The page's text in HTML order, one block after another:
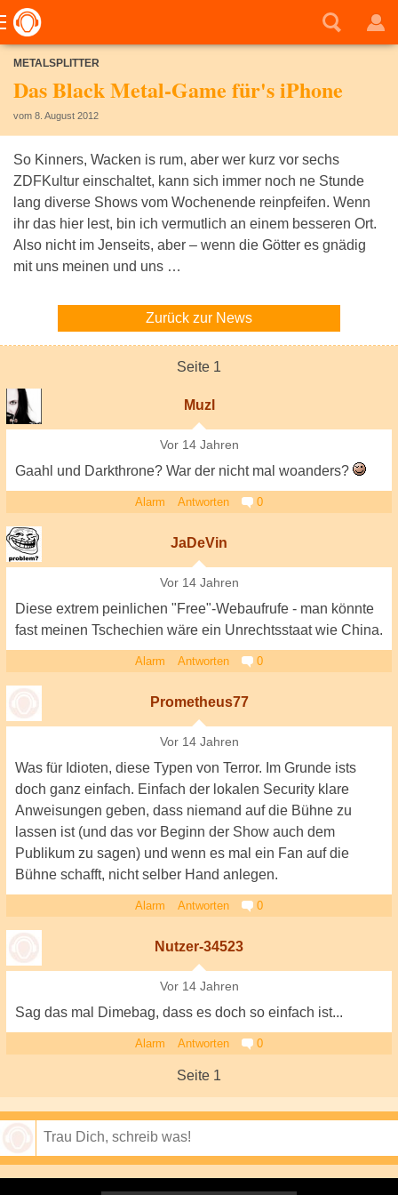
METALSPLITTER
Das Black Metal-Game für's iPhone
vom 8. August 2012
So Kinners, Wacken is rum, aber wer kurz vor sechs
ZDFKultur einschaltet, kann sich immer noch ne Stunde
lang diverse Shows vom Wochenende reinpfeifen. Wenn
ihr das hier lest, bin ich vermutlich an einem besseren Ort.
Also nicht im Jenseits, aber – wenn die Götter es gnädig
mit uns meinen und uns …
Zurück zur News
Seite 1
Muzl
Vor 14 Jahren
Gaahl und Darkthrone? War der nicht mal woanders?
Alarm Antworten 0
JaDeVin
Vor 14 Jahren
Diese extrem peinlichen "Free"-Webaufrufe - man könnte
fast meinen Tschechien wäre ein Unrechtsstaat wie China.
Alarm Antworten 0
Prometheus77
Vor 14 Jahren
Was für Idioten, diese Typen von Terror. Im Grunde ists
doch ganz einfach. Einfach der lokalen Security klare
Anweisungen geben, dass niemand auf die Bühne zu
lassen ist (und das vor Beginn der Show auch dem
Publikum zu sagen) und wenn es mal ein Fan auf die
Bühne schafft, nicht selber Hand anlegen.
Alarm Antworten 0
Nutzer-34523
Vor 14 Jahren
Sag das mal Dimebag, dass es doch so einfach ist...
Alarm Antworten 0
Seite 1